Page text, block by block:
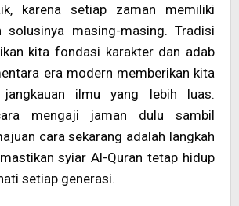
karena setiap zaman memiliki
solusinya masing-masing. Tradisi
kita fondasi karakter dan adab
era modern memberikan kita
ilmu yang lebih luas.
mengaji jaman dulu sambil
cara sekarang adalah langkah
syiar Al-Quran tetap hidup
setiap generasi.